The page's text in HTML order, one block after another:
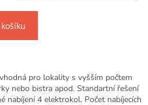
pro lokality s vyšším počtem
nebo bistra apod. Standartní řešení
nabíjení 4 elektrokol. Počet nabíjecích